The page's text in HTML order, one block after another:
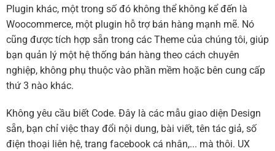
Plugin khác, một trong số đó không thể không kể đến là
Woocommerce, một plugin hỗ trợ bán hàng mạnh mẽ. Nó
cũng được tích hợp sẵn trong các Theme của chúng tôi, giúp
bạn quản lý một hệ thống bán hàng theo cách chuyên
nghiệp, không phụ thuộc vào phần mềm hoặc bên cung cấp
thứ 3 nào khác.
Không yêu cầu biết Code. Đây là các mẫu giao diện Design
sẵn, bạn chỉ việc thay đổi nội dung, bài viết, tên tác giả, số
điện thoại liên hệ, trang facebook cá nhân,... mà thôi. UX